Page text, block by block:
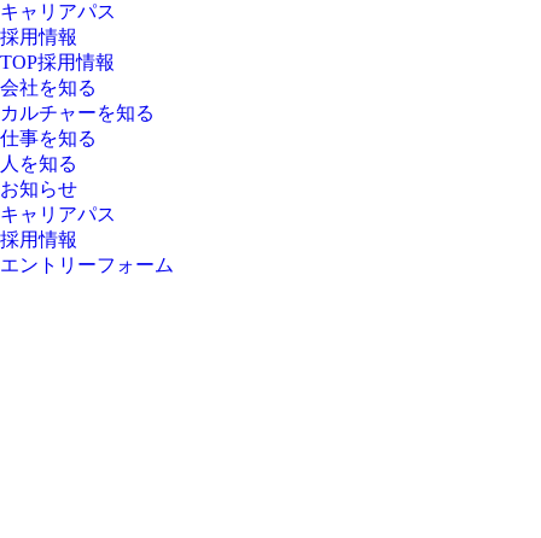
キャリアパス
採用情報
TOP採用情報
会社を知る
カルチャーを知る
仕事を知る
人を知る
お知らせ
キャリアパス
採用情報
エントリーフォーム